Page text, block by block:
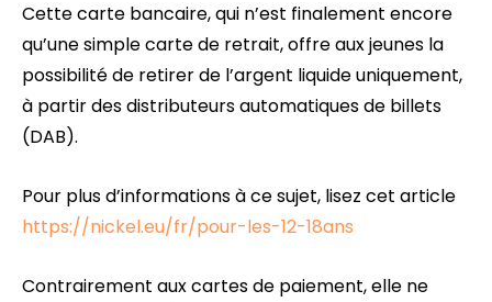
Cette carte bancaire, qui n’est finalement encore
qu’une simple carte de retrait, offre aux jeunes la
possibilité de retirer de l’argent liquide uniquement,
à partir des distributeurs automatiques de billets
(DAB).
Pour plus d’informations à ce sujet, lisez cet article
https://nickel.eu/fr/pour-les-12-18ans
Contrairement aux cartes de paiement, elle ne